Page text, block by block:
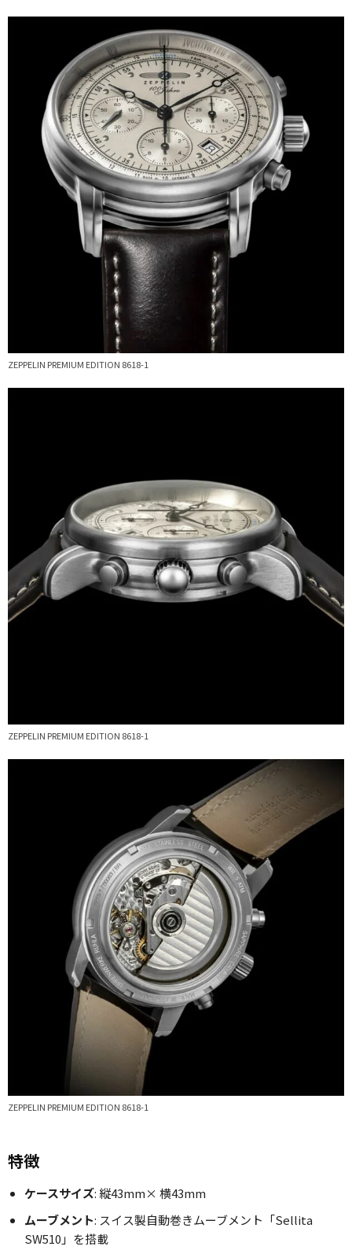
ZEPPELIN PREMIUM EDITION 8618-1
ZEPPELIN PREMIUM EDITION 8618-1
ZEPPELIN PREMIUM EDITION 8618-1
特徴
ケースサイズ: 縦43mm× 横43mm
ムーブメント: スイス製自動巻きムーブメント「Sellita
SW510」を搭載